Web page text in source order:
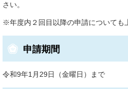
さい。
※年度内２回目以降の申請についても
申請期間
令和9年1月29日（金曜日）まで